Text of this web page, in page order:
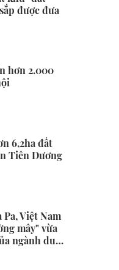
được đưa
hơn 2.000
6,2ha đất
Tiên Dương
Pa, Việt Nam
mây" vừa
ngành du
sở
mẻ ở độ